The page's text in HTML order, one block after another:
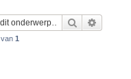
Zoek
van 1